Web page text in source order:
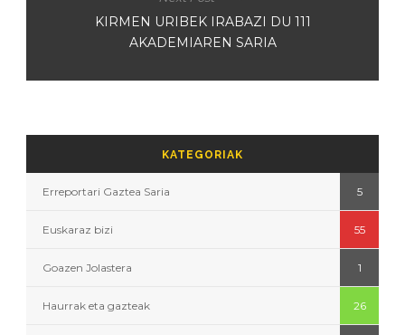
KIRMEN URIBEK IRABAZI DU 111
AKADEMIAREN SARIA
KATEGORIAK
Erreportari Gaztea Saria 5
Euskaraz bizi 55
Goazen Jolastera 1
Haurrak eta gazteak 26